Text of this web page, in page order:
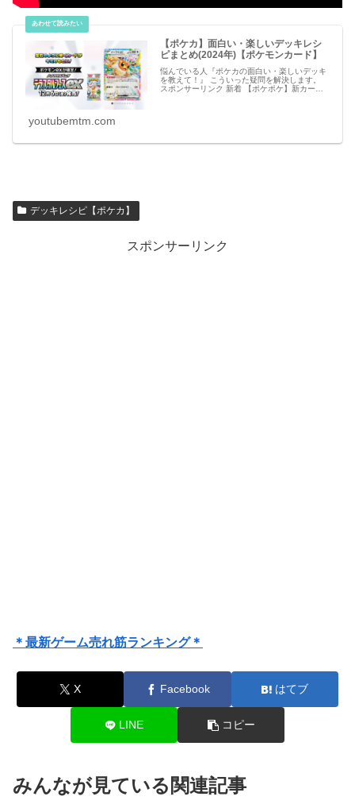
【ポケカ】面白い・楽しいデッキレシ
ピまとめ(2024年)【ポケモンカード】
悩んでいる人『ポケカの面白い・楽しいデッキ
を教えて！』 こういった疑問を解決します。
スポンサーリンク 新着 【ポケポケ】新カー
youtubemtm.com
デッキレシピ【ポケカ】
スポンサーリンク
＊最新ゲーム売れ筋ランキング＊
X Facebook はてブ
LINE コピー
みんなが見ている関連記事